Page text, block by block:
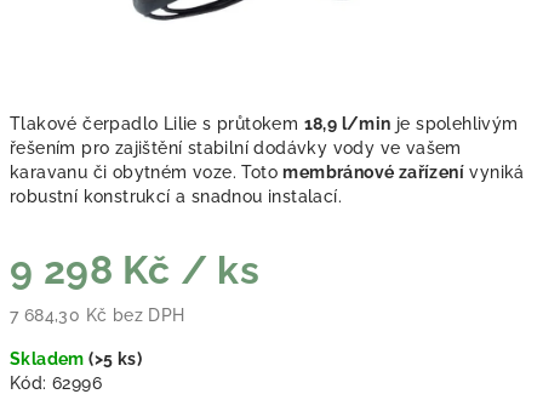
Tlakové čerpadlo Lilie s průtokem 18,9 l/min je spolehlivým
řešením pro zajištění stabilní dodávky vody ve vašem
karavanu či obytném voze. Totomembránové zařízení vyniká
robustní konstrukcí a snadnou instalací.
9 298 Kč / ks
7 684,30 Kč bez DPH
Skladem(>5 ks)
Kód: 62996